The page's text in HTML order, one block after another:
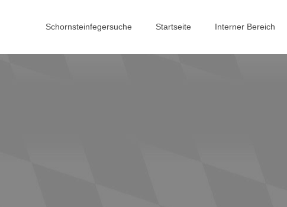
Schornsteinfegersuche Startseite Interner Bereich